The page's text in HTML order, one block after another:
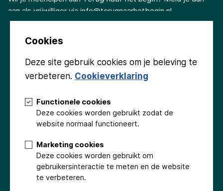
Cookies
Deze site gebruik cookies om je beleving te
verbeteren. Cookieverklaring
Functionele cookies
Deze cookies worden gebruikt zodat de
website normaal functioneert.
Marketing cookies
Deze cookies worden gebruikt om
gebruikersinteractie te meten en de website
te verbeteren.
aan als vrijwilliger via info@terugnaarhetbegin.nl
Groninger Kerken Gemeente Eemsdelta
Provincie Groningen
Stichting Beringer Hazewinkel
Fonds Podiumkunsten
Stichting Promotionele Activiteiten Appingedam